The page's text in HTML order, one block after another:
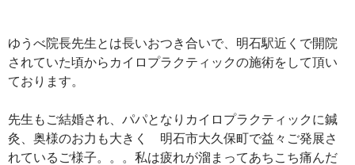
ゆうべ院長先生とは長いおつき合いで、明石駅近くで開院
されていた頃からカイロプラクティックの施術をして頂い
ております。
先生もご結婚され、パパとなりカイロプラクティックに鍼
灸、奥様のお力も大きく 明石市大久保町で益々ご発展さ
れているご様子。。。私は疲れが溜まってあちこち痛んだ